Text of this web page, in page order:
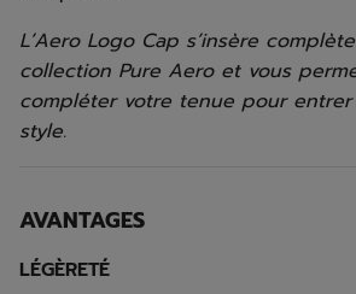
L’Aero Logo Cap s’insère
collection Pure Aero et vous
compléter votre tenue pour
style.
AVANTAGES
LÉGÈRETÉ